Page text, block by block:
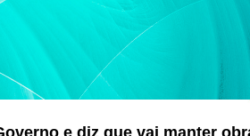
e diz que vai manter